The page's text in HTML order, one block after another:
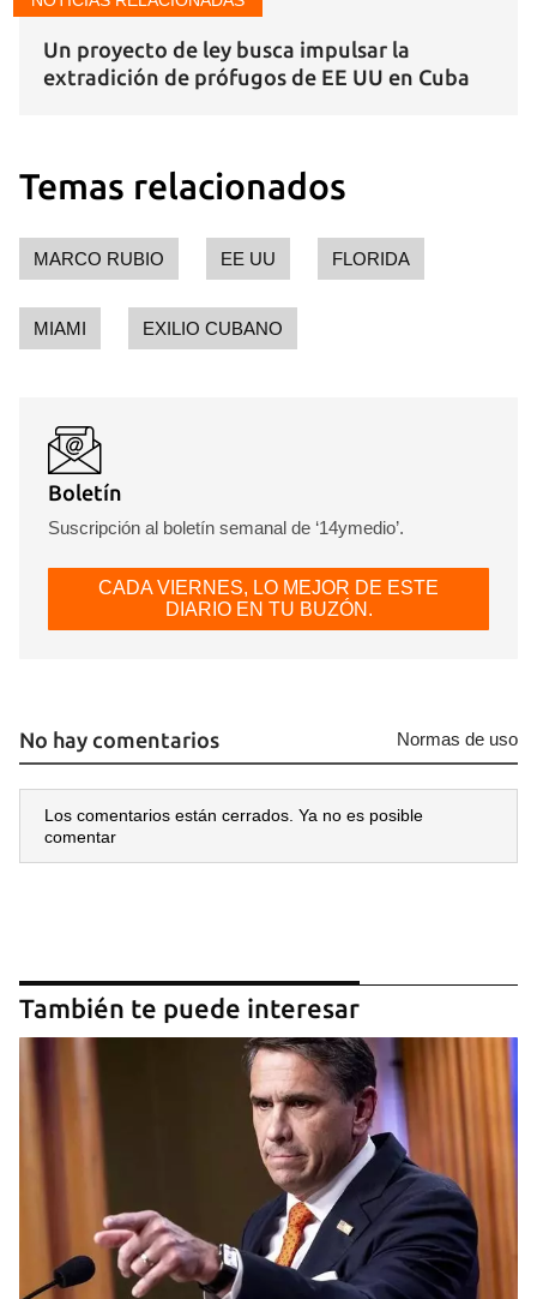
Guardar como favorito
Para poder guardar como favorito, primero has de
INICIAR SESIÓN
Un proyecto de ley busca impulsar la
extradición de prófugos de EE UU en Cuba
Temas relacionados
MARCO RUBIO EE UU FLORIDA
MIAMI EXILIO CUBANO
Boletín
Suscripción al boletín semanal de ‘14ymedio’.
CADA VIERNES, LO MEJOR DE ESTE
DIARIO EN TU BUZÓN.
No hay comentarios Normas de uso
Los comentarios están cerrados. Ya no es posible
comentar
También te puede interesar